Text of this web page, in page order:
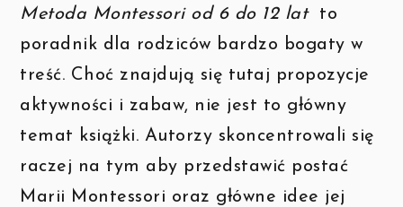
Metoda Montessori od 6 do 12 lat to
poradnik dla rodziców bardzo bogaty w
treść. Choć znajdują się tutaj propozycje
aktywności i zabaw, nie jest to główny
temat książki. Autorzy skoncentrowali się
raczej na tym aby przedstawić postać
Marii Montessori oraz główne idee jej